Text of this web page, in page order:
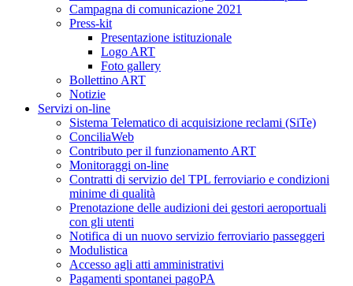
Campagna di comunicazione 2021
Press-kit
Presentazione istituzionale
Logo ART
Foto gallery
Bollettino ART
Notizie
Servizi on-line
Sistema Telematico di acquisizione reclami (SiTe)
ConciliaWeb
Contributo per il funzionamento ART
Monitoraggi on-line
Contratti di servizio del TPL ferroviario e condizioni
minime di qualità
Prenotazione delle audizioni dei gestori aeroportuali
con gli utenti
Notifica di un nuovo servizio ferroviario passeggeri
Modulistica
Accesso agli atti amministrativi
Pagamenti spontanei pagoPA